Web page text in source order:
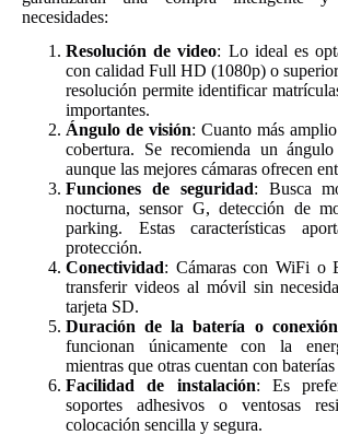
necesidades:
Resolución de video: Lo ideal es
con calidad Full HD (1080p) o
resolución permite identificar
importantes.
Ángulo de visión: Cuanto más
cobertura. Se recomienda un
aunque las mejores cámaras ofrecen
Funciones de seguridad: Busca
nocturna, sensor G, detección de
parking. Estas características
protección.
Conectividad: Cámaras con WiFi o
transferir videos al móvil sin
tarjeta SD.
Duración de la batería o
funcionan únicamente con la
mientras que otras cuentan con
Facilidad de instalación: Es
soportes adhesivos o ventosas
colocación sencilla y segura.